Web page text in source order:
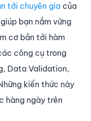
tới chuyên gia của
bạn nắm vững
cơ bản tới hàm
công cụ trong
Data Validation,
kiến thức này
hàng ngày trên